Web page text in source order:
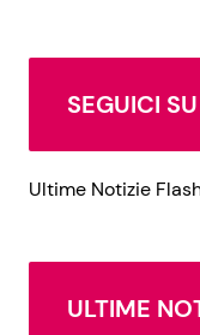
SEGUICI
Ultime Notizie
ULTIME